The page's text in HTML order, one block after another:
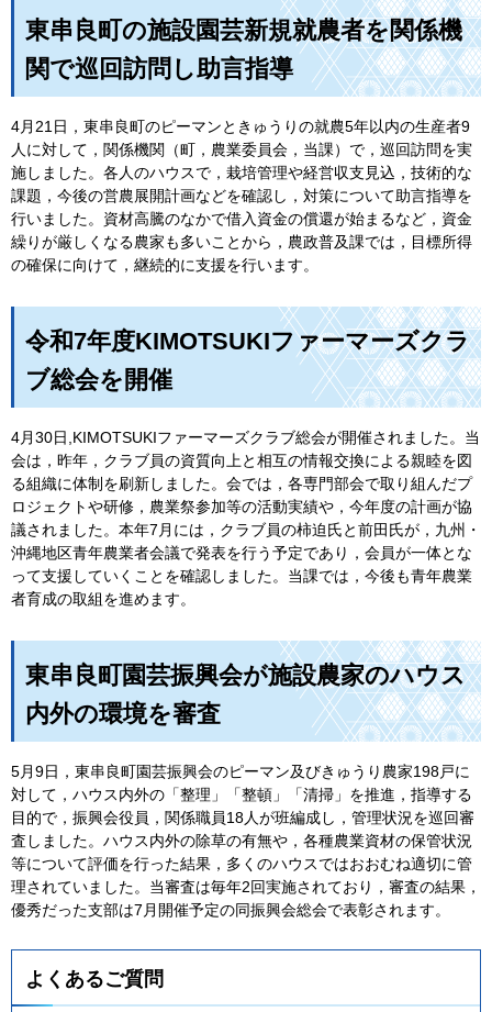
東串良町の施設園芸新規就農者を関係機
関で巡回訪問し助言指導
4月21日，東串良町のピーマンときゅうりの就農5年以内の生産者9
人に対して，関係機関（町，農業委員会，当課）で，巡回訪問を実
施しました。各人のハウスで，栽培管理や経営収支見込，技術的な
課題，今後の営農展開計画などを確認し，対策について助言指導を
行いました。資材高騰のなかで借入資金の償還が始まるなど，資金
繰りが厳しくなる農家も多いことから，農政普及課では，目標所得
の確保に向けて，継続的に支援を行います。
令和7年度KIMOTSUKIファーマーズクラ
ブ総会を開催
4月30日,KIMOTSUKIファーマーズクラブ総会が開催されました。当
会は，昨年，クラブ員の資質向上と相互の情報交換による親睦を図
る組織に体制を刷新しました。会では，各専門部会で取り組んだプ
ロジェクトや研修，農業祭参加等の活動実績や，今年度の計画が協
議されました。本年7月には，クラブ員の柿迫氏と前田氏が，九州・
沖縄地区青年農業者会議で発表を行う予定であり，会員が一体とな
って支援していくことを確認しました。当課では，今後も青年農業
者育成の取組を進めます。
東串良町園芸振興会が施設農家のハウス
内外の環境を審査
5月9日，東串良町園芸振興会のピーマン及びきゅうり農家198戸に
対して，ハウス内外の「整理」「整頓」「清掃」を推進，指導する
目的で，振興会役員，関係職員18人が班編成し，管理状況を巡回審
査しました。ハウス内外の除草の有無や，各種農業資材の保管状況
等について評価を行った結果，多くのハウスではおおむね適切に管
理されていました。当審査は毎年2回実施されており，審査の結果，
優秀だった支部は7月開催予定の同振興会総会で表彰されます。
よくあるご質問